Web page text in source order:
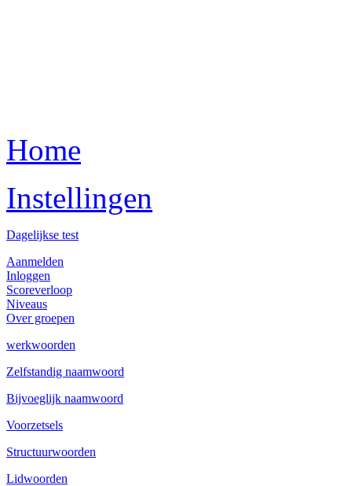
Home
Instellingen
Dagelijkse test
Aanmelden
Inloggen
Scoreverloop
Niveaus
Over groepen
werkwoorden
Zelfstandig naamwoord
Bijvoeglijk naamwoord
Voorzetsels
Structuurwoorden
Lidwoorden